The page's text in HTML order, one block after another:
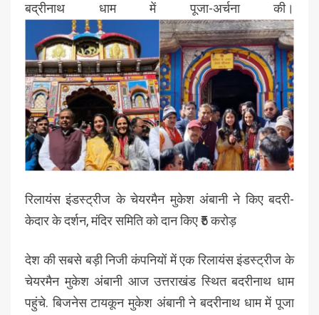
बद्रीनाथ धाम में पूजा-अर्चना की।
रिलायंस इंडस्ट्रीज के चेयरमैन मुकेश अंबानी ने किए बदरी-
केदार के दर्शन, मंदिर समिति को दान किए ₹5 करोड़
देश की सबसे बड़ी निजी कंपनियों में एक रिलायंस इंडस्ट्रीज के
चेयरमैन मुकेश अंबानी आज उत्तराखंड स्थित बदरीनाथ धाम
पहुंचे. बिजनेस टायकून मुकेश अंबानी ने बदरीनाथ धाम में पूजा